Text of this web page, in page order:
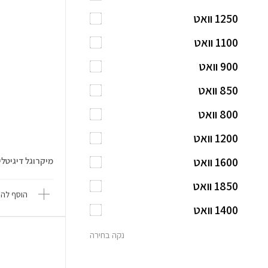
מיקרוגל דיגיטלי
הוסף
1250 וואט
1100 וואט
900 וואט
850 וואט
800 וואט
1200 וואט
1600 וואט
1850 וואט
1400 וואט
נקה בחירה